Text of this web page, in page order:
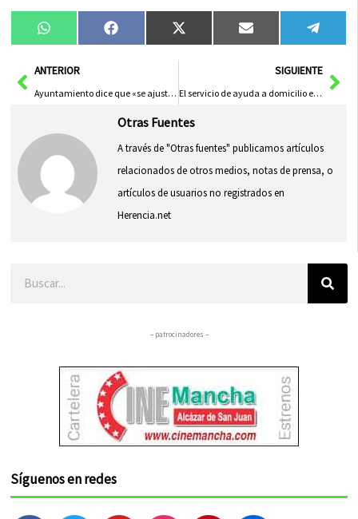
Compartir
en
WhatsAppCompartir
en
FacebookCompartir
en
X
(Twitter)
Compartir
en
Email
en
AntANTERIOR
Ayuntamiento dice que «se ajusta a la ley» al pedir la retirada de placas
SIGUIENTE
El servicio de ayuda a domicilio es una prioridad para el Ayuntamiento de Herencia
Otras Fuentes
A través de "Otras fuentes" publicamos artículos
relacionados de otros medios, notas de prensa, o
artículos de usuarios no registrados en
Herencia.net
– patrocinadores –
Síguenos en redes